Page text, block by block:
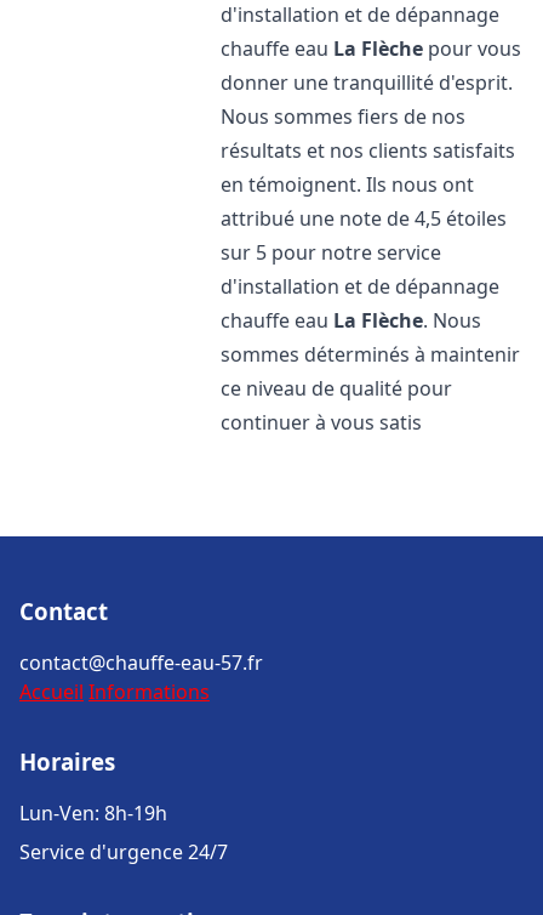
d'installation et de dépannage
chauffe eau La Flèche pour vous
donner une tranquillité d'esprit.
Nous sommes fiers de nos
résultats et nos clients satisfaits
en témoignent. Ils nous ont
attribué une note de 4,5 étoiles
sur 5 pour notre service
d'installation et de dépannage
chauffe eau La Flèche. Nous
sommes déterminés à maintenir
ce niveau de qualité pour
continuer à vous satis
Contact
contact@chauffe-eau-57.fr
Accueil Informations
Horaires
Lun-Ven: 8h-19h
Service d'urgence 24/7